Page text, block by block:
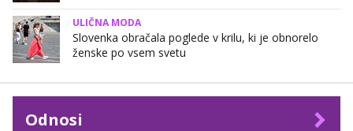
ULIČNA MODA
Slovenka obračala poglede v krilu, ki je obnorelo
ženske po vsem svetu
Odnosi